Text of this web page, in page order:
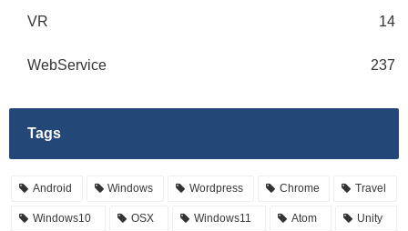
VR 14
WebService 237
Tags
Android Windows Wordpress Chrome Travel
Windows10 OSX Windows11 Atom Unity